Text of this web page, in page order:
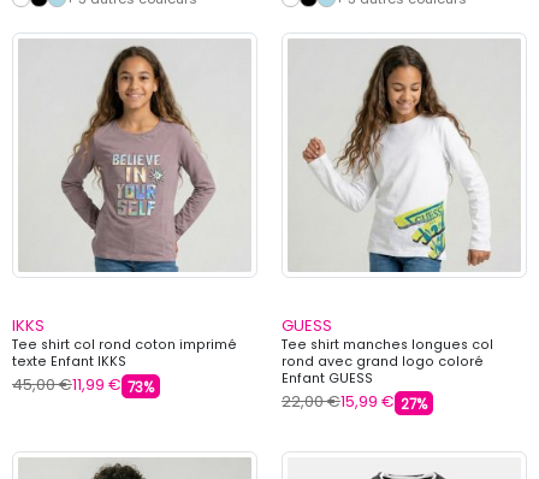
IKKS
Tee shirt col rond coton imprimé
texte Enfant IKKS
45,00 €11,99 € 73%
GUESS
Tee shirt manches longues col
rond avec grand logo coloré
Enfant GUESS
22,00 €15,99 € 27%